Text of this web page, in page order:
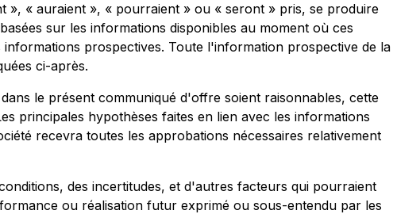
», « auraient », « pourraient » ou « seront » pris, se produire
sur les informations disponibles au moment où ces
prospectives. Toute l'information prospective de la
ci-après.
le présent communiqué d'offre soient raisonnables, cette
principales hypothèses faites en lien avec les informations
recevra toutes les approbations nécessaires relativement
des incertitudes, et d'autres facteurs qui pourraient
ou réalisation futur exprimé ou sous-entendu par les